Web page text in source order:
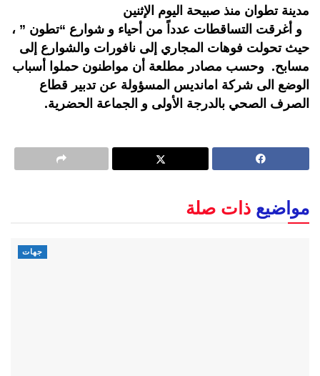
مدينة تطوان منذ صبيحة اليوم الإثنين
و أغرقت التساقطات عدداً من أحياء و شوارع “تطون ” ،
حيث تحولت فوهات المجاري إلى نافورات والشوارع إلى
مسابح. وحسب مصادر مطلعة أن مواطنون حملوا أسباب
الوضع الى شركة امانديس المسؤولة عن تدبير قطاع
الصرف الصحي بالدرجة الأولى و الجماعة الحضرية.
مواضيع ذات صلة
جهات